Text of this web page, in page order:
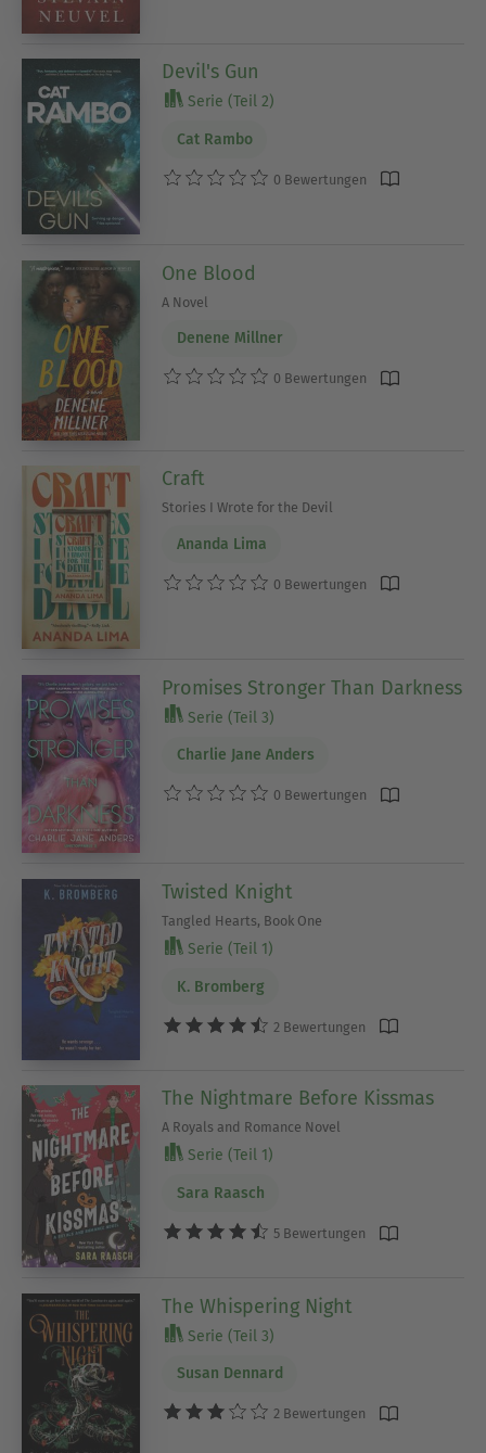
Devil's Gun
Serie (Teil 2)
Cat Rambo
0 Bewertungen
One Blood
A Novel
Denene Millner
0 Bewertungen
Craft
Stories I Wrote for the Devil
Ananda Lima
0 Bewertungen
Promises Stronger Than Darkness
Serie (Teil 3)
Charlie Jane Anders
0 Bewertungen
Twisted Knight
Tangled Hearts, Book One
Serie (Teil 1)
K. Bromberg
2 Bewertungen
The Nightmare Before Kissmas
A Royals and Romance Novel
Serie (Teil 1)
Sara Raasch
5 Bewertungen
The Whispering Night
Serie (Teil 3)
Susan Dennard
2 Bewertungen